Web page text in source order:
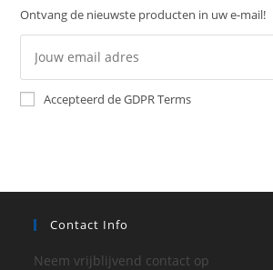
Ontvang de nieuwste producten in uw e-mail!
Accepteerd de GDPR Terms
Contact Info
Neem vrijblijvend contact op